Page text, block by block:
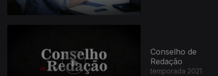
Conselho de
Redação
temporada 2021